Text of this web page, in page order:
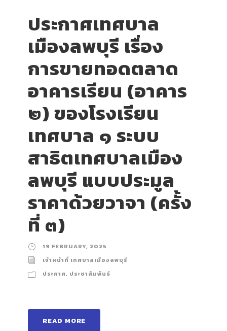
ประกาศเทศบาล
เมืองลพบุรี เรื่อง
การขายทอดตลาด
อาคารเรียน (อาคาร
๒) ของโรงเรียน
เทศบาล ๑ ระบบ
สาธิตเทศบาลเมือง
ลพบุรี แบบประมูล
ราคาด้วยวาจา (ครั้ง
ที่ ๓)
19 FEBRUARY, 2025
เจ้าหน้าที่ เทศบาลเมืองลพบุรี
ประกาศ, ประชาสัมพันธ์
READ MORE